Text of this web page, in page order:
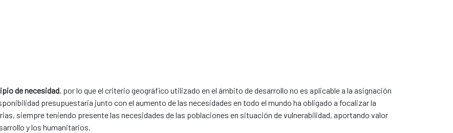
de necesidad, por lo que el criterio geográfico utilizado en el ámbito de desarrollo no es aplicable a la asignación
presupuestaria junto con el aumento de las necesidades en todo el mundo ha obligado a focalizar la
siempre teniendo presente las necesidades de las poblaciones en situación de vulnerabilidad, aportando valor
y los ​humanitarios.